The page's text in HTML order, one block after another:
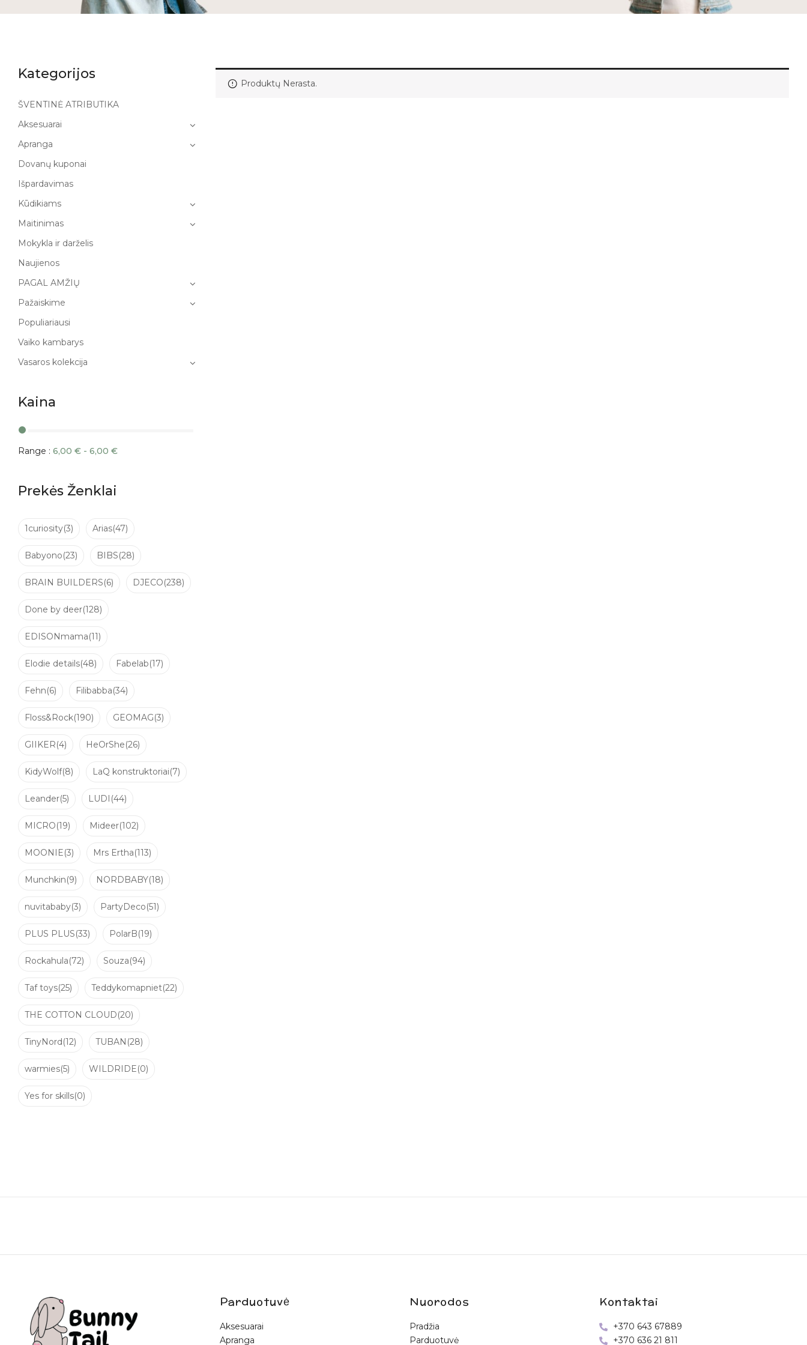
Kategorijos
ŠVENTINĖ ATRIBUTIKA
Aksesuarai
Apranga
Dovanų kuponai
Išpardavimas
Kūdikiams
Maitinimas
Mokykla ir darželis
Naujienos
PAGAL AMŽIŲ
Pažaiskime
Populiariausi
Vaiko kambarys
Vasaros kolekcija
Kaina
Range : 6,00 € - 6,00 €
Prekės Ženklai
1curiosity(3) Arias(47)
Babyono(23) BIBS(28)
BRAIN BUILDERS(6) DJECO(238)
Done by deer(128)
EDISONmama(11)
Elodie details(48) Fabelab(17)
Fehn(6) Filibabba(34)
Floss&Rock(190) GEOMAG(3)
GIIKER(4) HeOrShe(26)
KidyWolf(8) LaQ konstruktoriai(7)
Leander(5) LUDI (44)
MICRO(19) Mideer(102)
MOONIE(3) Mrs Ertha(113)
Munchkin(9) NORDBABY(18)
nuvitababy(3) PartyDeco(51)
PLUS PLUS(33) PolarB(19)
Rockahula(72) Souza(94)
Taf toys(25) Teddykomapniet(22)
THE COTTON CLOUD(20)
TinyNord(12) TUBAN (28)
warmies(5) WILDRIDE(0)
Yes for skills(0)
Produktų Nerasta.
Parduotuvė
Aksesuarai
Apranga
Nuorodos
Pradžia
Parduotuvė
Kontaktai
+370 643 67889
+370 636 21 811